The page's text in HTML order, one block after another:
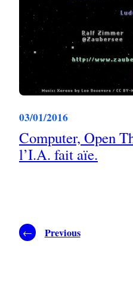
03/01/2016
Computer, Open
l’I.A. fait aïe.
← Previous